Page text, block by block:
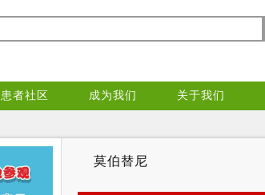
患者社区 成为我们 关于我们
莫伯替尼